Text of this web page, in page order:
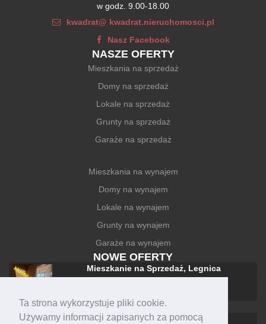
Ta strona wykorzystuje pliki cookie.
Używamy informacji zapisanych za pomocą
w godz. 9.00-18.00
kwadrat@ kwadrat.nieruchomosci.pl
Nasz Facebook
NASZE OFERTY
Mieszkania na sprzedaż
Domy na sprzedaż
Lokale na sprzedaż
Grunty na sprzedaż
Garaże na sprzedaż
Mieszkania na wynajem
Domy na wynajem
Lokale na wynajem
Grunty na wynajem
Garaże na wynajem
NOWE OFERTY
Mieszkanie na Sprzedaż, Legnica
Mieszkanie na Wynajem, Legnica